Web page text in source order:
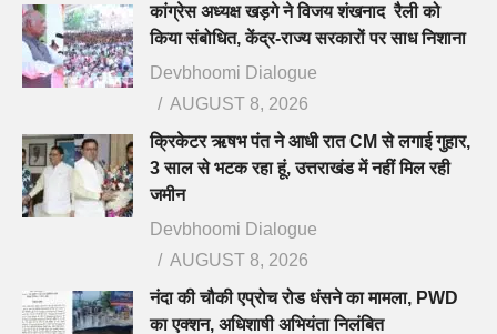
कांग्रेस अध्यक्ष खड़गे ने विजय शंखनाद रैली को
किया संबोधित, केंद्र-राज्य सरकारों पर साध निशाना
Devbhoomi Dialogue
AUGUST 8, 2026
क्रिकेटर ऋषभ पंत ने आधी रात CM से लगाई गुहार,
3 साल से भटक रहा हूं, उत्तराखंड में नहीं मिल रही
जमीन
Devbhoomi Dialogue
AUGUST 8, 2026
नंदा की चौकी एप्रोच रोड धंसने का मामला, PWD
का एक्शन, अधिशाषी अभियंता निलंबित